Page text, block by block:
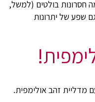
כמה חסרונות בולטים (למשל,
שפע של יתרונות